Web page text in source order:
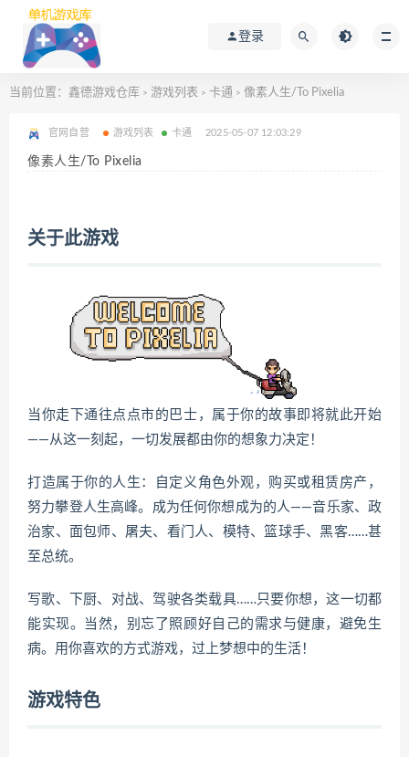
登录
当前位置： 鑫德游戏仓库 > 游戏列表 > 卡通 > 像素人生/To Pixelia
官网自营 游戏列表 卡通 2025-05-07 12:03:29
像素人生/To Pixelia
关于此游戏
当你走下通往点点市的巴士，属于你的故事即将就此开始
——从这一刻起，一切发展都由你的想象力决定！
打造属于你的人生：自定义角色外观，购买或租赁房产，
努力攀登人生高峰。成为任何你想成为的人——音乐家、政
治家、面包师、屠夫、看门人、模特、篮球手、黑客……甚
至总统。
写歌、下厨、对战、驾驶各类载具……只要你想，这一切都
能实现。当然，别忘了照顾好自己的需求与健康，避免生
病。用你喜欢的方式游戏，过上梦想中的生活！
游戏特色